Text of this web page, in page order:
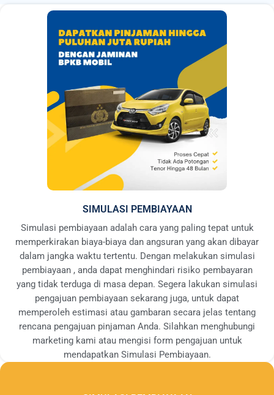
SIMULASI PEMBIAYAAN
Simulasi pembiayaan adalah cara yang paling tepat untuk
memperkirakan biaya-biaya dan angsuran yang akan dibayar
dalam jangka waktu tertentu. Dengan melakukan simulasi
pembiayaan , anda dapat menghindari risiko pembayaran
yang tidak terduga di masa depan. Segera lakukan simulasi
pengajuan pembiayaan sekarang juga, untuk dapat
memperoleh estimasi atau gambaran secara jelas tentang
rencana pengajuan pinjaman Anda. Silahkan menghubungi
marketing kami atau mengisi form pengajuan untuk
mendapatkan Simulasi Pembiayaan.